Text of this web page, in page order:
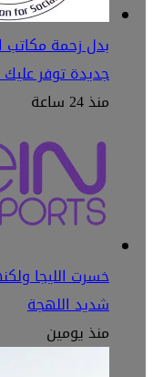
جديدة توفر عليك
منذ 24 ساعة
خسرت الليجا
شديد اللهجة
منذ يومين